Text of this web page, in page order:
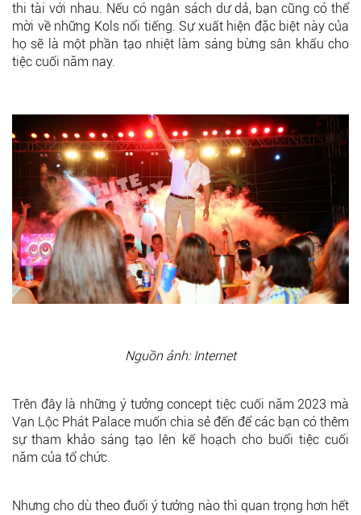
thi tài với nhau. Nếu có ngân sách dư dả, bạn cũng có thể
mời về những Kols nổi tiếng. Sự xuất hiện đặc biệt này của
họ sẽ là một phần tạo nhiệt làm sáng bừng sân khấu cho
tiệc cuối năm nay.
Nguồn ảnh: Internet
Trên đây là những ý tưởng concept tiệc cuối năm 2023 mà
Vạn Lộc Phát Palace muốn chia sẻ đến để các bạn có thêm
sự tham khảo sáng tạo lên kế hoạch cho buổi tiệc cuối
năm của tổ chức.
Nhưng cho dù theo đuổi ý tưởng nào thì quan trọng hơn hết